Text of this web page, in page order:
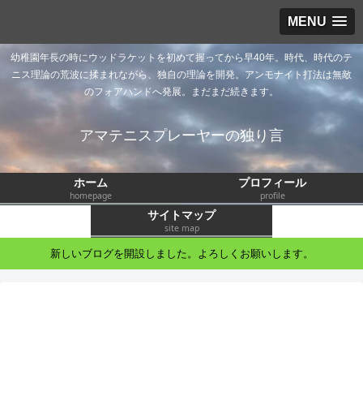
MENU
幼稚園年長の時にウッドラケットを初めて握ってから早40年。時代、時代のテ
ニス理論の荒波に揉まれながら、独自の理論を開発。アンモナイト打法は無敵
のフォアハンドへ発展。まだまだ続きます。
アマテニスプレーヤーの独り言
ホーム
homepage
プロフィール
profile
サイトマップ
site map
新しいブログを開設しました。よろしくお願いします。